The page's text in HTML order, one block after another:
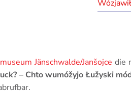
Jänschwalde/Janšojce die
– Chto wumóžyjo Łužyski